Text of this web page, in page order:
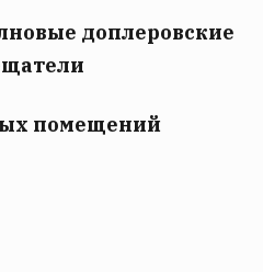
доплеровские
помещений